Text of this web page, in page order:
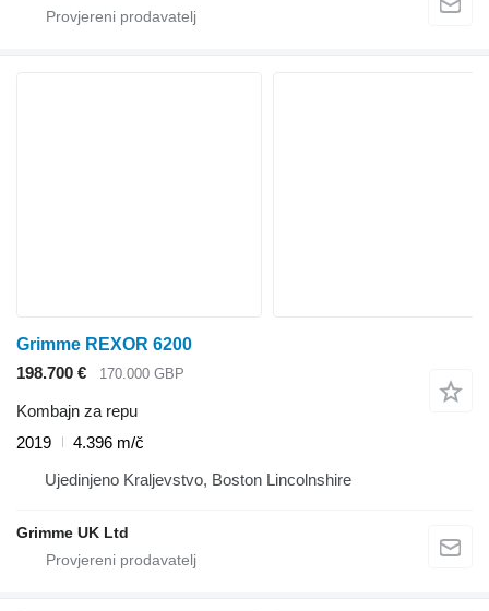
Grimme REXOR 6200
198.700 €
170.000 GBP
Kombajn za repu
2019
4.396 m/č
Ujedinjeno Kraljevstvo, Boston Lincolnshire
Grimme UK Ltd